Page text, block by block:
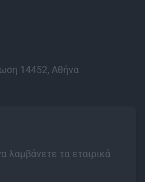
14452, Αθήνα
λαμβάνετε τα εταιρικά